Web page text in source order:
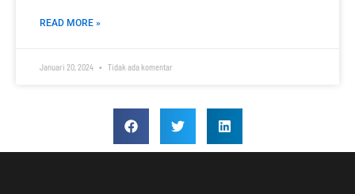
READ MORE »
Januari 20, 2024 Tidak ada komentar